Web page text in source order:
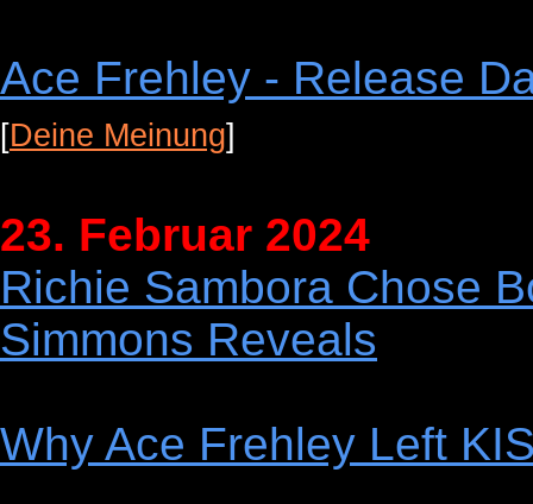
Ace Frehley - Release
[Deine Meinung]
23. Februar 2024
Richie Sambora Chose
Simmons Reveals
Why Ace Frehley Left